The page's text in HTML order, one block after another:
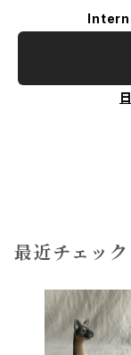
最近チェッ